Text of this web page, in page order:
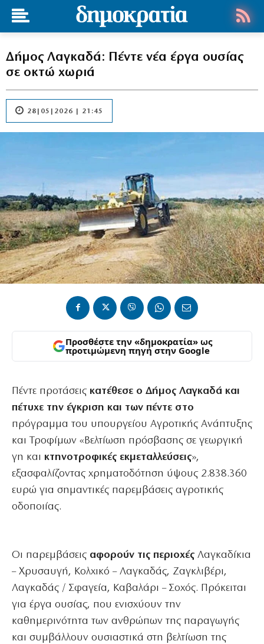
Δήμος Λαγκαδά: Πέντε νέα έργα ουσίας
σε οκτώ χωριά
28|05|2026 | 21:45
Προσθέστε την «δημοκρατία» ως
προτιμώμενη πηγή στην Google
Πέντε προτάσεις κατέθεσε ο Δήμος Λαγκαδά και
πέτυχε την έγκριση και των πέντε στο
πρόγραμμα του υπουργείου Αγροτικής Ανάπτυξης
και Τροφίμων «Βελτίωση πρόσβασης σε γεωργική
γη και κτηνοτροφικές εκμεταλλεύσεις»,
εξασφαλίζοντας χρηματοδότηση ύψους 2.838.360
ευρώ για σημαντικές παρεμβάσεις αγροτικής
οδοποιίας.
Οι παρεμβάσειςαφορούν τις περιοχές Λαγκαδίκια
– Χρυσαυγή, Κολχικό – Λαγκαδάς, Ζαγκλιβέρι,
Λαγκαδάς / Σφαγεία, Καβαλάρι – Σοχός. Πρόκειται
για έργα ουσίας, που ενισχύουν την
καθημερινότητα των ανθρώπων της παραγωγής
και συμβάλλουν ουσιαστικά στη βελτίωση της